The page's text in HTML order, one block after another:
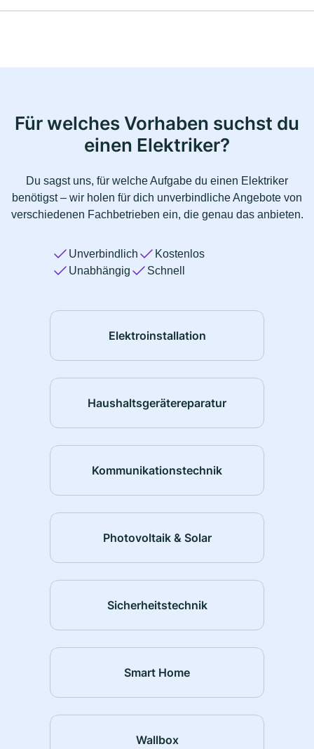
Für welches Vorhaben suchst du
einen Elektriker?
Du sagst uns, für welche Aufgabe du einen Elektriker
benötigst – wir holen für dich unverbindliche Angebote von
verschiedenen Fachbetrieben ein, die genau das anbieten.
Unverbindlich
Kostenlos
Unabhängig
Schnell
Elektroinstallation
Haushaltsgerätereparatur
Kommunikationstechnik
Photovoltaik & Solar
Sicherheitstechnik
Smart Home
Wallbox